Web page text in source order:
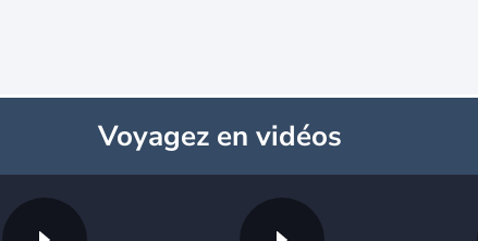
Voyagez en vidéos